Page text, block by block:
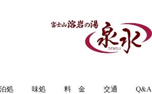
泊処 味処 料 金 交通 Q&A